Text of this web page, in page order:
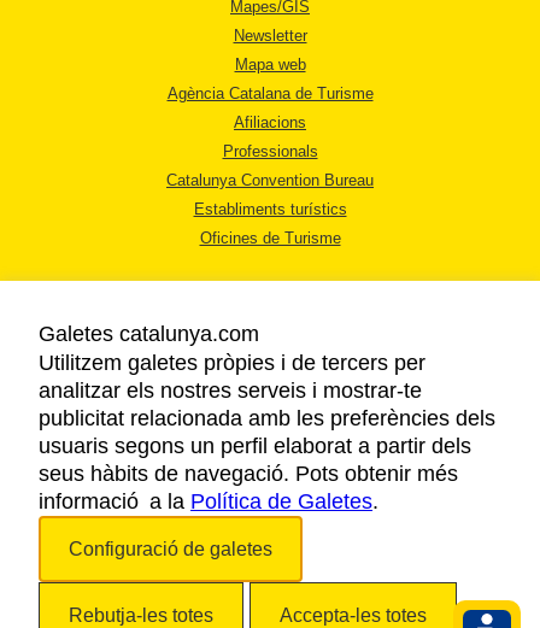
Mapes/GIS
Newsletter
Mapa web
Agència Catalana de Turisme
Afiliacions
Professionals
Catalunya Convention Bureau
Establiments turístics
Oficines de Turisme
AVÍS LEGAL
POLÍTICA DE PRIVACITAT
COOKIES
ACCESSIBILITAT
Galetes catalunya.com
Utilitzem galetes pròpies i de tercers per
analitzar els nostres serveis i mostrar-te
publicitat relacionada amb les preferències dels
usuaris segons un perfil elaborat a partir dels
seus hàbits de navegació. Pots obtenir més
informació a la Política de Galetes.
Configuració de galetes
Rebutja-les totes Accepta-les totes